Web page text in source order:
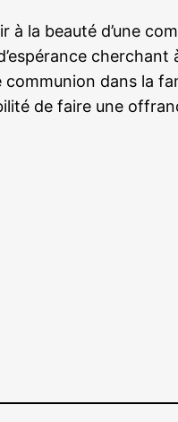
à la beauté d’une
cherchant
communion dans la
de faire une